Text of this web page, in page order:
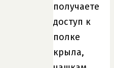
получаете
доступ к
полке
крыла,